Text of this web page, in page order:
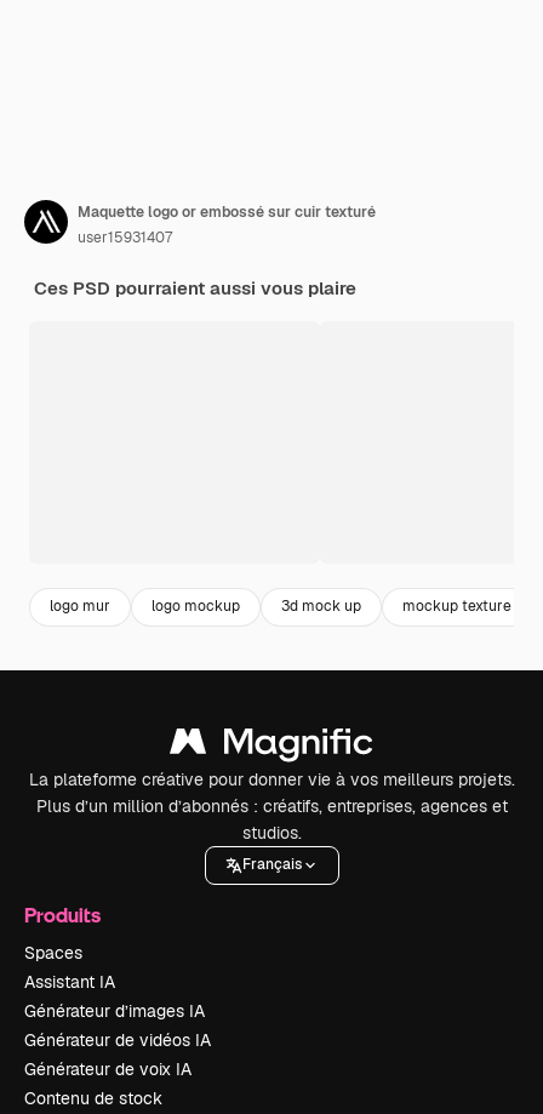
Maquette logo or embossé sur cuir texturé
user15931407
Ces PSD pourraient aussi vous plaire
logo mur logo mockup 3d mock up mockup texture
La plateforme créative pour donner vie à vos meilleurs projets.
Plus d’un million d’abonnés : créatifs, entreprises, agences et
studios.
Français
Produits
Spaces
Assistant IA
Générateur d’images IA
Générateur de vidéos IA
Générateur de voix IA
Contenu de stock